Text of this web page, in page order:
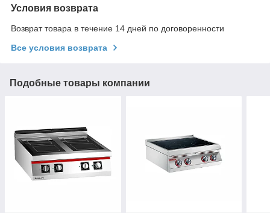
Условия возврата
Возврат товара в течение 14 дней по договоренности
Все условия возврата
Подобные товары компании